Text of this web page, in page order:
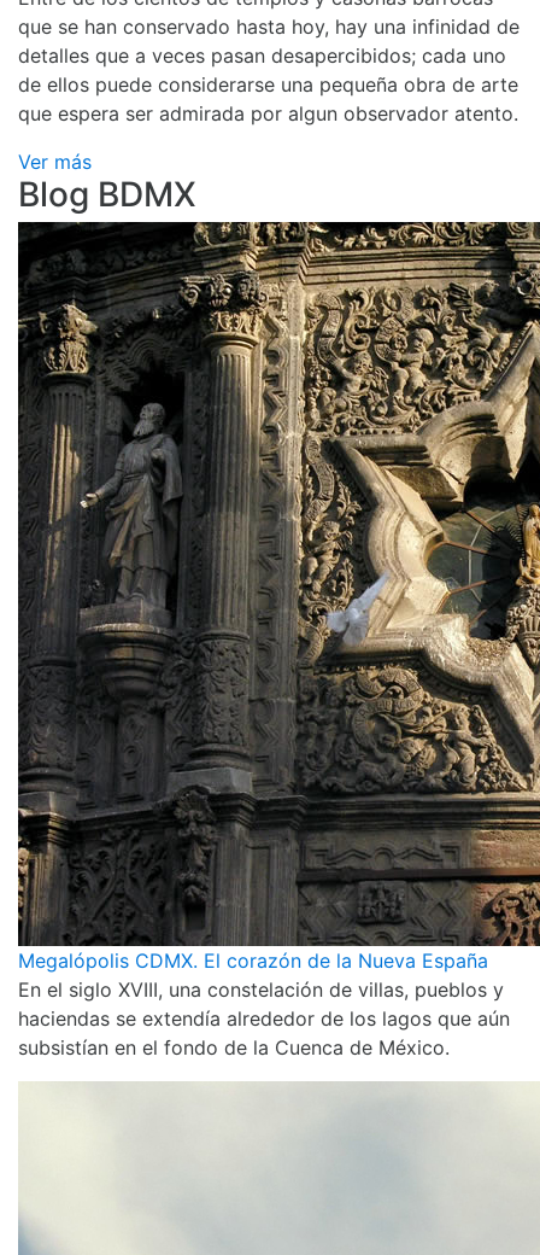
que se han conservado hasta hoy, hay una infinidad de
detalles que a veces pasan desapercibidos; cada uno
de ellos puede considerarse una pequeña obra de arte
que espera ser admirada por algun observador atento.
Ver más
Blog BDMX
Megalópolis CDMX. El corazón de la Nueva España
En el siglo XVIII, una constelación de villas, pueblos y
haciendas se extendía alrededor de los lagos que aún
subsistían en el fondo de la Cuenca de México.